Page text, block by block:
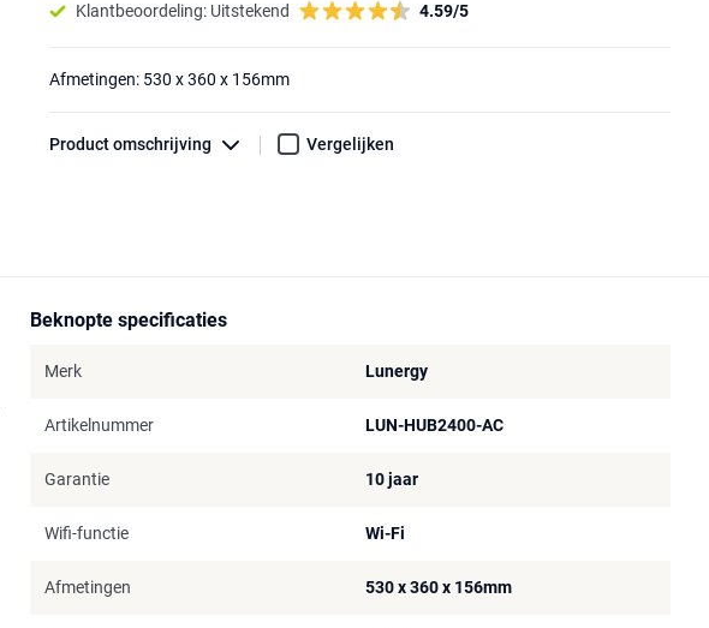
Klantbeoordeling: Uitstekend 4.59/5
Afmetingen: 530 x 360 x 156mm
Product omschrijving Vergelijken
Beknopte specificaties
Merk Lunergy
Artikelnummer LUN-HUB2400-AC
Garantie 10 jaar
Wifi-functie Wi-Fi
Afmetingen 530 x 360 x 156mm